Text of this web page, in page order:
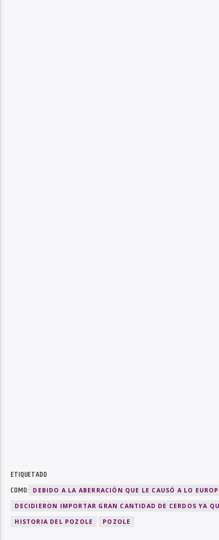
ETIQUETADO
COMO: DEBIDO A LA ABERRACIÓN QUE LE CAUSÓ A LO
DECIDIERON IMPORTAR GRAN CANTIDAD DE CERDOS YA
HISTORIA DEL POZOLE
POZOLE